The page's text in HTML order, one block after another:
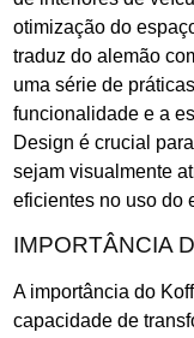
otimização do
traduz do alemão
uma série de
funcionalidade e a
Design é crucial
sejam visualmente
eficientes no uso do
IMPORTÂNCIA
A importância do
capacidade de